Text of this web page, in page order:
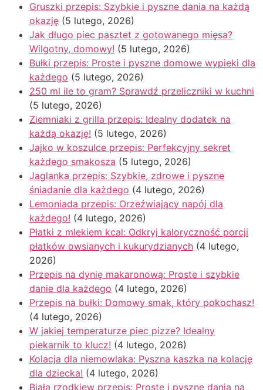
Gruszki przepis: Szybkie i pyszne dania na każdą
okazję (5 lutego, 2026)
Jak długo piec pasztet z gotowanego mięsa?
Wilgotny, domowy! (5 lutego, 2026)
Bułki przepis: Proste i pyszne domowe wypieki dla
każdego (5 lutego, 2026)
250 ml ile to gram? Sprawdź przeliczniki w kuchni
(5 lutego, 2026)
Ziemniaki z grilla przepis: Idealny dodatek na
każdą okazję! (5 lutego, 2026)
Jajko w koszulce przepis: Perfekcyjny sekret
każdego smakosza (5 lutego, 2026)
Jaglanka przepis: Szybkie, zdrowe i pyszne
śniadanie dla każdego (4 lutego, 2026)
Lemoniada przepis: Orzeźwiający napój dla
każdego! (4 lutego, 2026)
Płatki z mlekiem kcal: Odkryj kaloryczność porcji
płatków owsianych i kukurydzianych (4 lutego,
2026)
Przepis na dynię makaronową: Proste i szybkie
danie dla każdego (4 lutego, 2026)
Przepis na bułki: Domowy smak, który pokochasz!
(4 lutego, 2026)
W jakiej temperaturze piec pizze? Idealny
piekarnik to klucz! (4 lutego, 2026)
Kolacja dla niemowlaka: Pyszna kaszka na kolację
dla dziecka! (4 lutego, 2026)
Biała rzodkiew przepis: Proste i pyszne dania na